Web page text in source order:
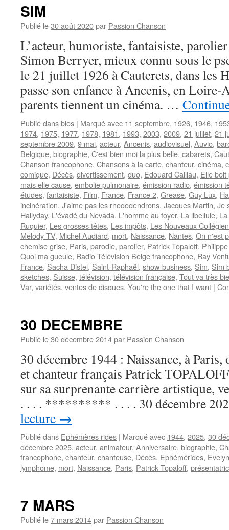
SIM
Publié le30 août 2020par Passion Chanson
L’acteur, humoriste, fantaisiste,
Simon Berryer, mieux connu sous le
le 21 juillet 1926 à Cauterets, dans les
passe son enfance à Ancenis, en Loire-
parents tiennent un cinéma. …
Publié dansbios | Marqué avec 11 septembre, 1926, 1946,
1974, 1975, 1977, 1978, 1981, 1993, 2003, 2009, 21 juillet, 21
septembre 2009, 9 mai, acteur, Ancenis, audiovisuel, Auvio,
Belgique, biographie, C'est bien moi la plus belle, cabarets,
Chanson francophone, Chansons à la carte, chanteur, cinéma,
comique, Décès, divertissement, duo, Edouard Caillau, Elle
mais elle cause, embolie pulmonaire, émission radio, émission
études, fantaisiste, Film, France, France 2, Grease, Guy Lux,
incinération, J'aime pas les rhododendrons, Jacques Martin, Je
Hallyday, L'évadé du Nevada, L'homme au foyer, La libellule,
Ruquier, Les grosses têtes, Les impôts, Les Nouveaux
Melody TV, Michel Audiard, mort, Naissance, Nantes, On n'est
chemise grise, Paris, parodie, parolier, Patrick Topaloff,
Quoi ma gueule, Radio Télévision Belge francophone, Ray
France, Sacha Distel, Saint-Raphaël, show-business, Sim, Sim
sketches, Suisse, télévision, télévision française, Tout va très
Var, variétés, ventes de disques, You're the one that I want |
30 DECEMBRE
Publié le30 décembre 2014par Passion Chanson
30 décembre 1944 : Naissance, à Paris,
et chanteur français Patrick
sur sa surprenante carrière artistique,
. . . . ********** . . . . 30 décembre
lecture →
Publié dans Ephémères rides | Marqué avec 1944, 2025, 30
décembre 2025, acteur, animateur, Anniversaire, biographie,
francophone, chanteur, chanteuse, Décès, Ephémérides,
lymphome, mort, Naissance, Paris, Patrick Topaloff,
7 MARS
Publié le7 mars 2014par Passion Chanson